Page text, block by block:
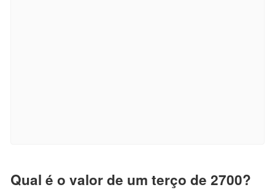
Qual é o valor de um terço de 2700?